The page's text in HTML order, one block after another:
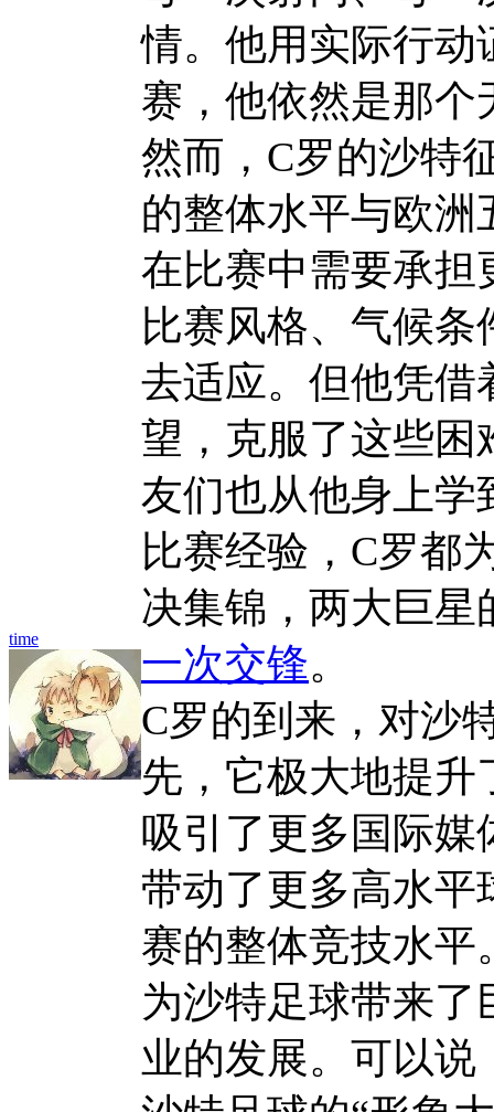
time
情。他用实际行动
赛，他依然是那个
然而，C罗的沙特
的整体水平与欧洲
在比赛中需要承担
比赛风格、气候
去适应。但他凭借
望，克服了这些困
友们也从他身上学
比赛经验，C罗都
决集锦，两大巨星
一次交锋。
C罗的到来，对沙
先，它极大地提
吸引了更多国际媒
带动了更多高水平
赛的整体竞技水平
为沙特足球带来
业的发展。可以说